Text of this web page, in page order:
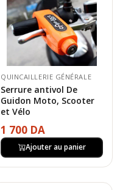
QUINCAILLERIE GÉNÉRALE
Serrure antivol De
Guidon Moto, Scooter
et Vélo
1 700 DA
Ajouter au panier